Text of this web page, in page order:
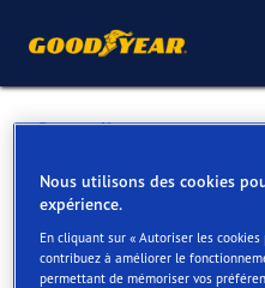
Retour liste
COCQUYT
Services disponibles en
Nous utilisons des cookies
expérience.
En cliquant sur « Autoriser les
contribuez à améliorer le
permettant de mémoriser vos